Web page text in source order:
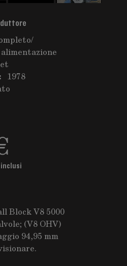
/
1978
Block V8 5000
(V8 OHV)
94,95 mm